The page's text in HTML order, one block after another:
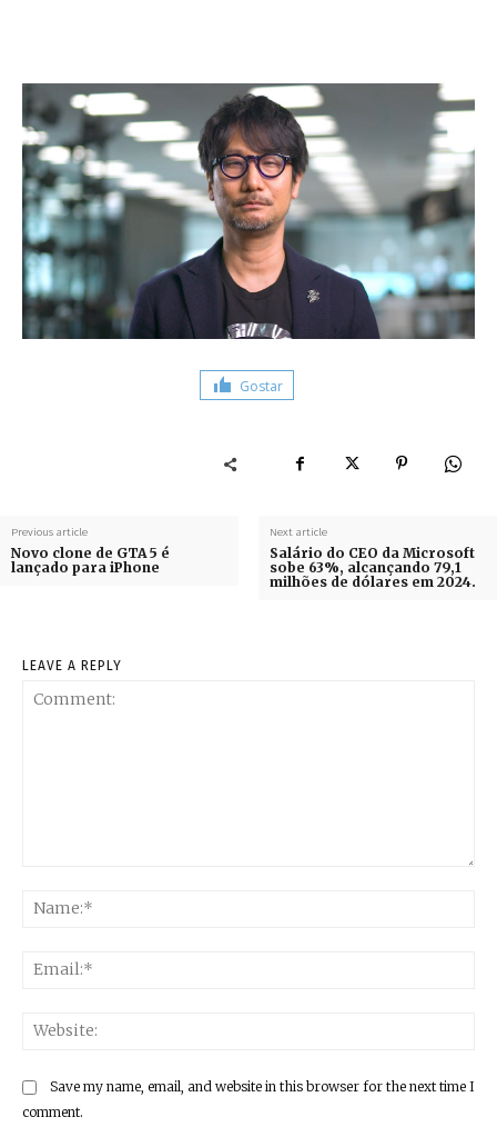
Gostar
Previous article
Novo clone de GTA 5 é
lançado para iPhone
Next article
Salário do CEO da Microsoft
sobe 63%, alcançando 79,1
milhões de dólares em 2024.
LEAVE A REPLY
Save my name, email, and website in this browser for the next time I
comment.